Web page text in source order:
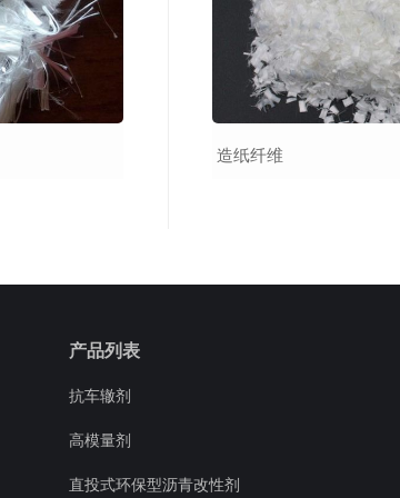
造纸纤维
产品列表
抗车辙剂
高模量剂
直投式环保型沥青改性剂